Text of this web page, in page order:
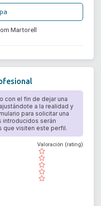
Martorell
con el fin de dejar una
a la realidad y
para solicitar una
introducidos serán
que visiten este perfil.
( )
( )
( )
( )
( )
Valoración (rating)